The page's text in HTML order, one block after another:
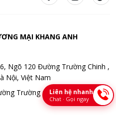
MẠI KHANG ANH
Ngõ 120 Đường Trường Chinh ,
Nội, Việt Nam
Trường Chinh , Phường Kim
Liên hệ nhanh
Chat · Gọi ngay